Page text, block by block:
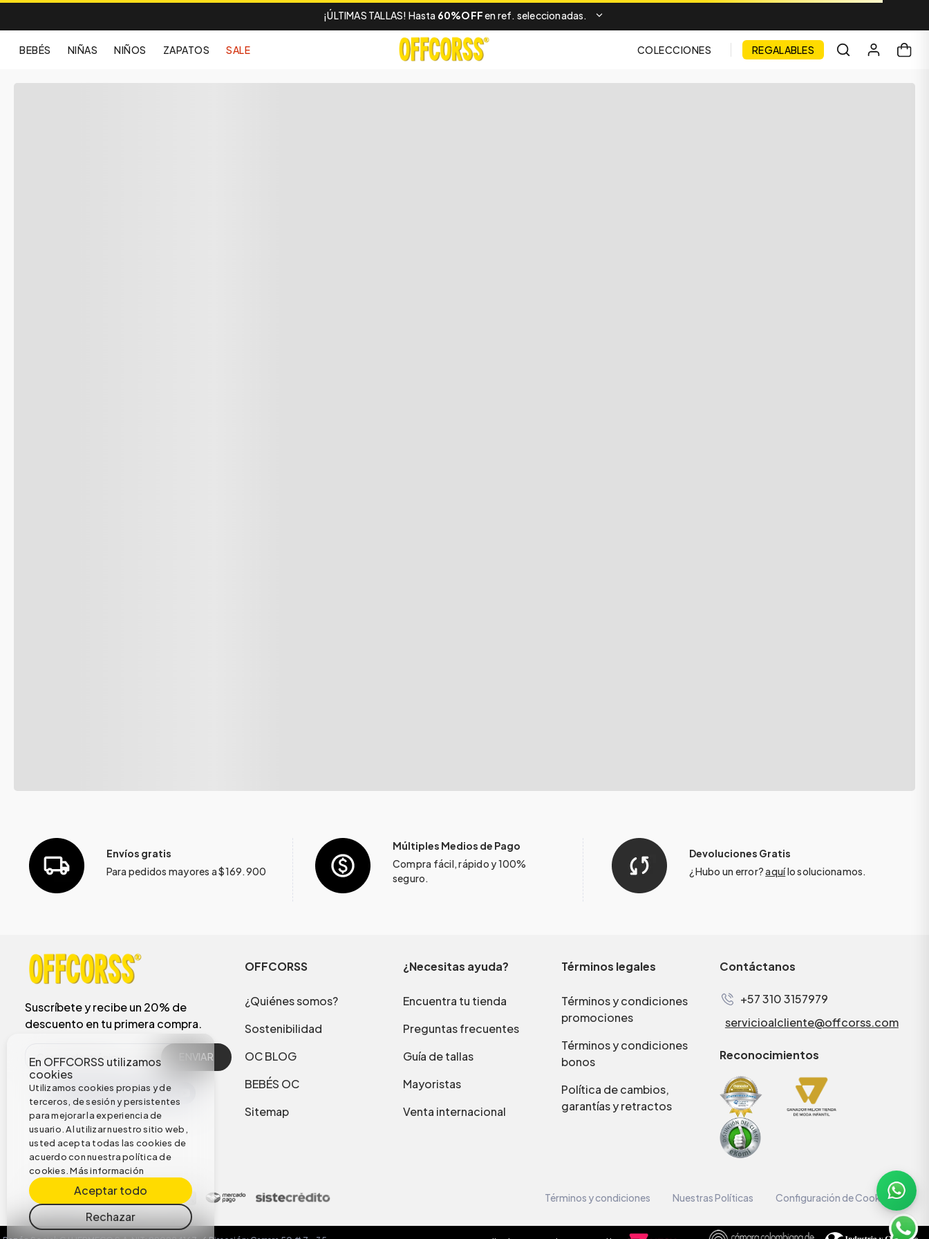
¡ÚLTIMAS TALLAS! Hasta 60%OFFen ref. seleccionadas.
BEBÉS NIÑAS NIÑOS ZAPATOS SALE COLECCIONES REGALABLES
En OFFCORSS utilizamos
cookies
Utilizamos cookies propias y de
terceros, de sesión y persistentes
para mejorar la experiencia de
usuario. Al utilizar nuestro sitio web,
usted acepta todas las cookies de
acuerdo con nuestra política de
cookies.Más información
Aceptar todo
Rechazar
Envíos gratis
Para pedidos mayores a $169.900
Múltiples Medios de Pago
Compra fácil, rápido y 100%
seguro.
Devoluciones Gratis
¿Hubo un error?aquílo solucionamos.
Suscríbete y recibe un 20% de
descuento en tu primera compra.
ENVIAR
OFFCORSS
¿Quiénes somos?
Sostenibilidad
OC BLOG
BEBÉS OC
Sitemap
¿Necesitas ayuda?
Encuentra tu tienda
Preguntas frecuentes
Guía de tallas
Mayoristas
Venta internacional
Términos legales
Términos y condiciones
promociones
Términos y condiciones
bonos
Política de cambios,
garantías y retractos
Contáctanos
+57 310 3157979
servicioalcliente@offcorss.com
Reconocimientos
Términos y condiciones Nuestras Políticas Configuración de Cookies